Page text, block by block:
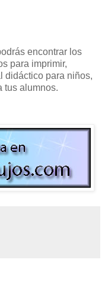
encontrar los
para imprimir,
didáctico para niños,
tus alumnos.